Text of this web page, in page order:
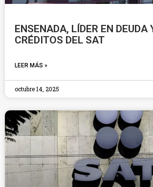
ENSENADA, LÍDER EN DEUDA
CRÉDITOS DEL SAT
LEER MÁS »
octubre 14, 2025